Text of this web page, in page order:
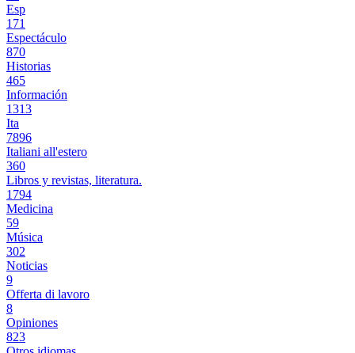
Esp
171
Espectáculo
870
Historias
465
Información
1313
Ita
7896
Italiani all'estero
360
Libros y revistas, literatura.
1794
Medicina
59
Música
302
Noticias
9
Offerta di lavoro
8
Opiniones
823